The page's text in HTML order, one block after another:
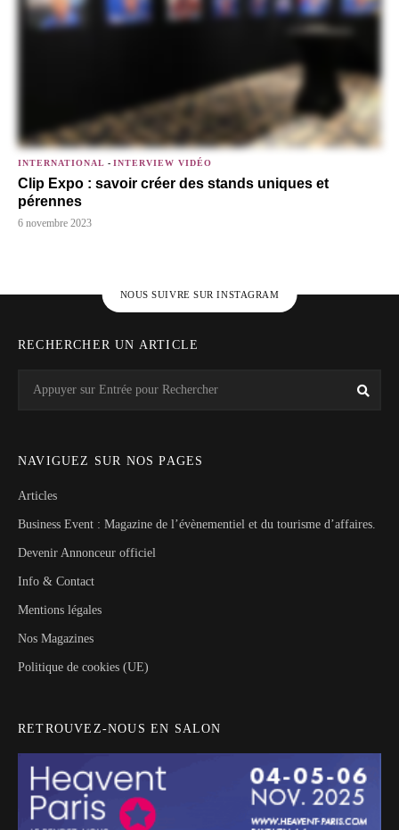
INTERNATIONAL - INTERVIEW VIDÉO
Clip Expo : savoir créer des stands uniques et
pérennes
6 novembre 2023
NOUS SUIVRE SUR INSTAGRAM
RECHERCHER UN ARTICLE
for:
NAVIGUEZ SUR NOS PAGES
Articles
Business Event : Magazine de l’évènementiel et du tourisme d’affaires.
Devenir Annonceur officiel
Info & Contact
Mentions légales
Nos Magazines
Politique de cookies (UE)
RETROUVEZ-NOUS EN SALON